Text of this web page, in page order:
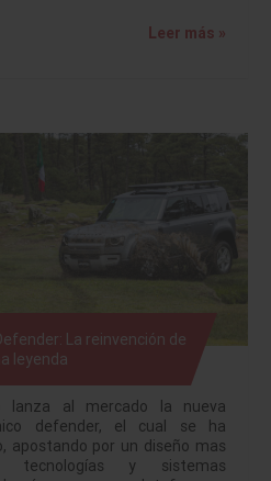
Leer más »
La reinvención de
leyenda
lanza al mercado la nueva
defender, el cual se ha
apostando por un diseño mas
tecnologías y sistemas